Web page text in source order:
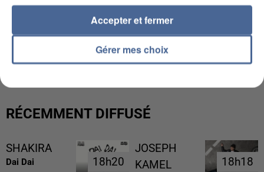
L’UN DES FONDATEURS SUPPOSÉS DE LA DZ
MAFIA INTERPELLÉ EN ALGÉRIE
RÉCEMMENT DIFFUSÉ
SHAKIRA
Dai Dai 18h20
18h20
JOSEPH
KAMEL
18h18
18h18
Gérer mes choix
Accepter et fermer